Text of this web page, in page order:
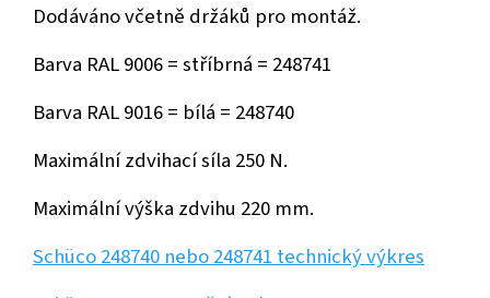
Dodáváno včetně držáků pro montáž.
Barva RAL 9006 = stříbrná = 248741
Barva RAL 9016 = bílá = 248740
Maximální zdvihací síla 250 N.
Maximální výška zdvihu 220 mm.
Schüco 248740 nebo 248741 technický výkres